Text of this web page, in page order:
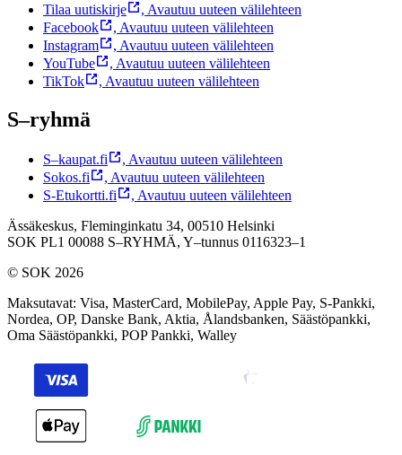
Tilaa uutiskirje , Avautuu uuteen välilehteen
Facebook
, Avautuu uuteen välilehteen
Instagram
, Avautuu uuteen välilehteen
YouTube
, Avautuu uuteen välilehteen
TikTok
, Avautuu uuteen välilehteen
S–ryhmä
S–kaupat.fi , Avautuu uuteen välilehteen
Sokos.fi
, Avautuu uuteen välilehteen
S-Etukortti.fi
, Avautuu uuteen välilehteen
Ässäkeskus, Fleminginkatu 34, 00510 Helsinki
SOK PL1 00088 S–RYHMÄ, Y–tunnus 0116323–1
© SOK 2026
Maksutavat: Visa, MasterCard, MobilePay, Apple Pay, S-Pankki,
Nordea, OP, Danske Bank, Aktia, Ålandsbanken, Säästöpankki,
Oma Säästöpankki, POP Pankki, Walley